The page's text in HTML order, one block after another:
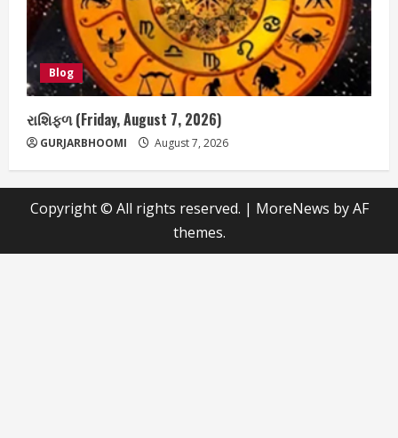
Blog
રાશિફળ (Friday, August 7, 2026)
GURJARBHOOMI August 7, 2026
Copyright © All rights reserved. | MoreNews by AF
themes.